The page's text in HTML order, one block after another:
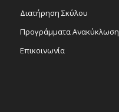
Διατήρηση Σκύλου
Προγράμματα
Επικοινωνία